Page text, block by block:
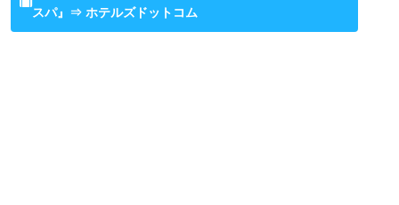
スパ』⇒ ホテルズドットコム